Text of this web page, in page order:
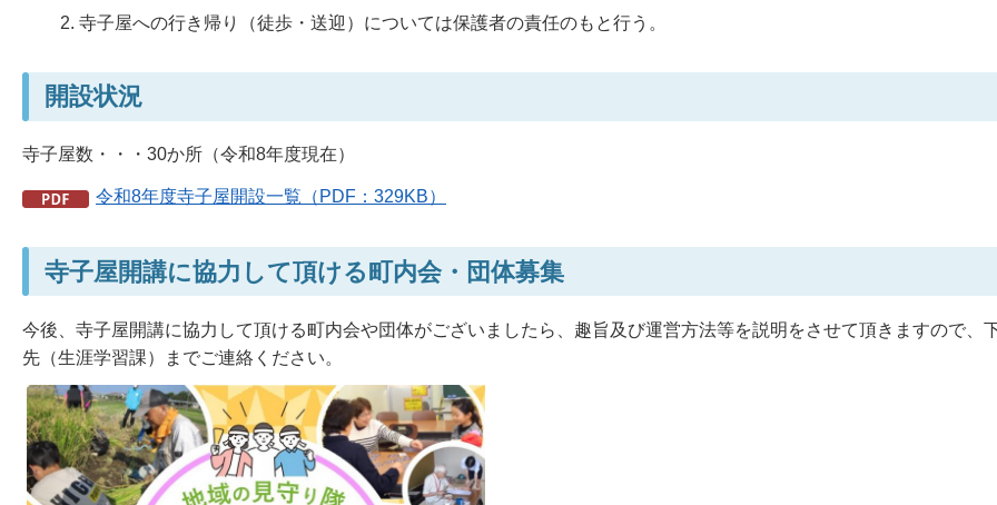
寺子屋への行き帰り（徒歩・送迎）については保護者の責任のもと行う。
開設状況
寺子屋数・・・30か所（令和8年度現在）
令和8年度寺子屋開設一覧（PDF：329KB）
寺子屋開講に協力して頂ける町内会・団体募集
今後、寺子屋開講に協力して頂ける町内会や団体がございましたら、趣旨及び運営方法等を説明をさせて頂きますので、
先（生涯学習課）までご連絡ください。